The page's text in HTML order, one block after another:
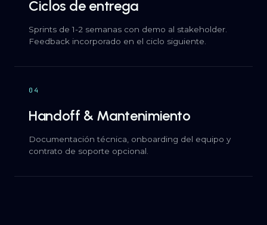
Ciclos de entrega
Sprints de 1-2 semanas con demo al stakeholder.
Feedback incorporado en el ciclo siguiente.
04
Handoff & Mantenimiento
Documentación técnica, onboarding del equipo y
contrato de soporte opcional.